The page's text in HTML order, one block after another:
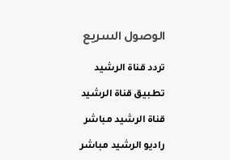
الوصول السريع
تردد قناة الرشيد
تطبيق قناة الرشيد
قناة الرشيد مباشر
راديو الرشيد مباشر